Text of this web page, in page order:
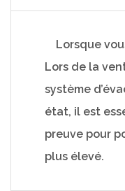
Lorsque
Lors de la
système
état, il est
preuve pour
plus élevé.